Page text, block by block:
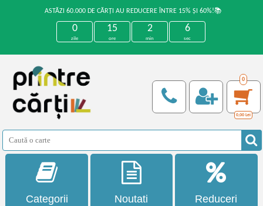
ASTĂZI 60.000 DE CĂRȚI AU REDUCERE ÎNTRE 15% ȘI 60%!📚
0
zile
15
ore
2
min
6
sec
0
0,00 Lei
Categorii Noutati Reduceri